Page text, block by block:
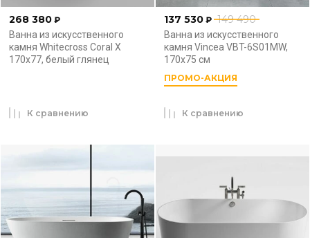
268 380 ₽
Ванна из искусственного
камня Whitecross Coral X
170x77, белый глянец
К сравнению
149 490
137 530 ₽
Ванна из искусственного
камня Vincea VBT-6S01MW,
170x75 см
ПРОМО-АКЦИЯ
К сравнению